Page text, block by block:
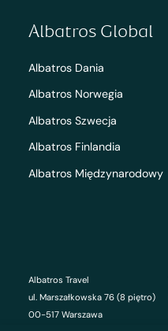
Albatros Travel
ul. Marszałkowska 76 (8 piętro)
00-517 Warszawa
Albatros Global
Albatros Dania
Albatros Norwegia
Albatros Szwecja
Albatros Finlandia
Albatros Międzynarodowy